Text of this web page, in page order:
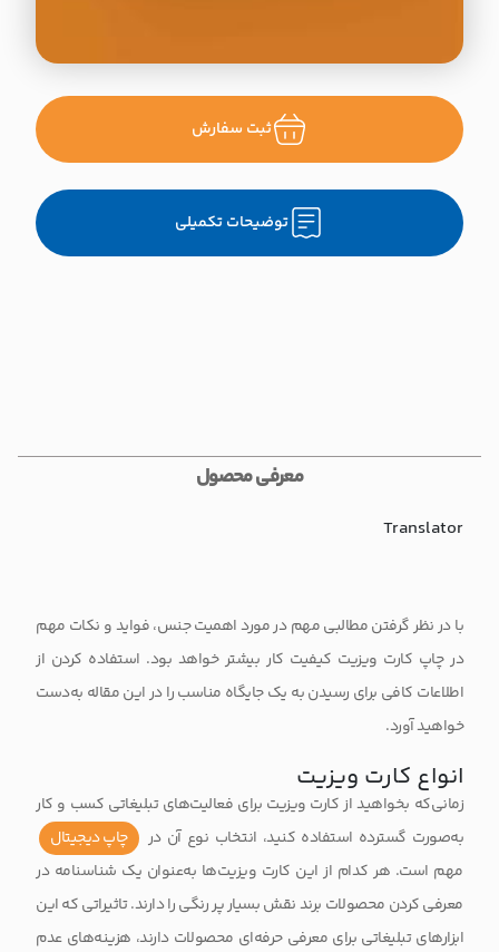
ثبت سفارش
توضیحات تکمیلی
معرفی محصول
Translator
با در نظر گرفتن مطالبی مهم در مورد اهمیت جنس، فواید و نکات مهم
در چاپ کارت ویزیت کیفیت کار بیشتر خواهد بود. استفاده کردن از
اطلاعات کافی برای رسیدن به یک جایگاه مناسب را در این مقاله به‌دست
خواهید آورد.
انواع کارت ویزیت
زمانی‌که بخواهید از کارت ویزیت برای فعالیت‌های تبلیغاتی کسب و کار
به‌صورت گسترده استفاده کنید، انتخاب نوع آن در
چاپ دیجیتال
مهم است. هر کدام از این کارت‌ ویزیت‌ها به‌عنوان یک شناسنامه در
معرفی کردن محصولات برند نقش بسیار پر رنگی را دارند. تاثیراتی که این
ابزارهای تبلیغاتی برای معرفی حرفه‌ای محصولات دارند، هزینه‌های عدم